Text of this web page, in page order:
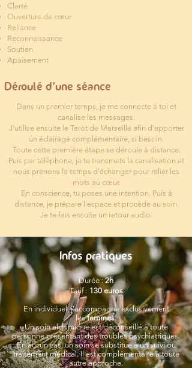
Dans un premier temps, je me connecte à toi et
canalise les messages.
J'utilise ensuite le Tarot de Marseille afin d'apporter
un éclairage complémentaire, si besoin.
Toute cette première étape se déroule à distance.
Puis par téléphone, je te transmets la canalisation et
nous prenons le temps d’échanger pour relier les
mots au cœur.
En conscience, tu poses une intention. Puis à
distance, je prépare l'espace et procède au soin.
Je te fais ensuite un retour audio.
Déroulé d'une séance
Clarté
Ouverture de cœur
Reliance
Reconnaissance
Soutien
Apaisement
Infos pratiques
Durée :2h
Tarif : 130 euros
En individuel, j'accompagne exclusivement
lesfemmes.
Un soin alchimique est déconseillé à toute
personne présentant des troubles psychiatriques.
En aucun cas, un soin se substitue à un suivi ou
traitement médical. Il est complémentaire à toute
autre approche.